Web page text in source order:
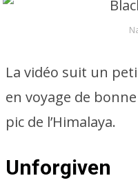
La vidéo suit un
en voyage de
pic de l’Himalaya.
Unforgiven